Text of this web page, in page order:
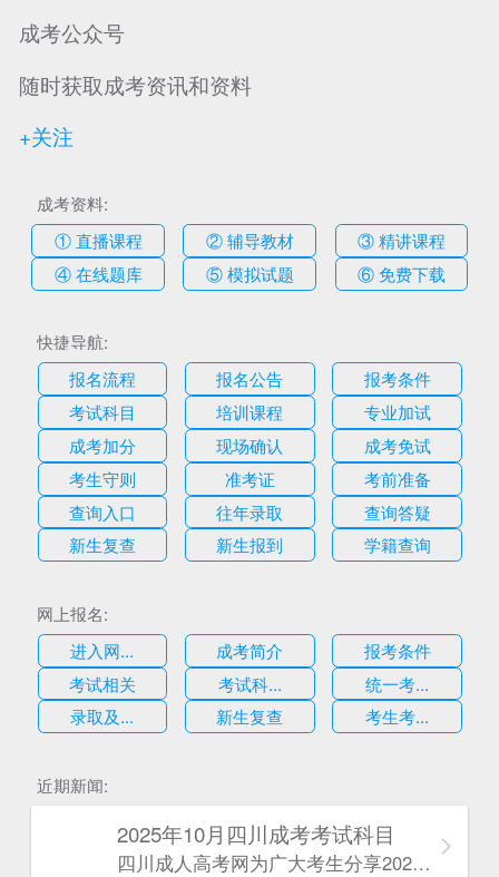
成考公众号
随时获取成考资讯和资料
+关注
成考资料:
① 直播课程
② 辅导教材
③ 精讲课程
④ 在线题库
⑤ 模拟试题 ⑥ 免费下载
快捷导航:
报名流程
报名公告
报考条件
考试科目
培训课程
专业加试
成考加分
现场确认
成考免试
考生守则
准考证
考前准备
查询入口
往年录取
查询答疑
新生复查
新生报到 学籍查询
网上报名:
进入网...
成考简介
报考条件
考试相关
考试科...
统一考...
录取及...
新生复查 考生考...
近期新闻:
2025年10月四川成考考试科目
四川成人高考网​为广大考生分享2025年10月四川成考考试科目。为广大在职人员和社会人士提供学历提升的机会。更多四川成考考试信息，欢迎在线访问四川成人高考网。